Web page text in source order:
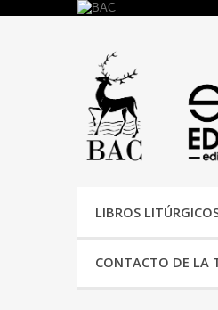
LIBROS
CONTACTO DE LA